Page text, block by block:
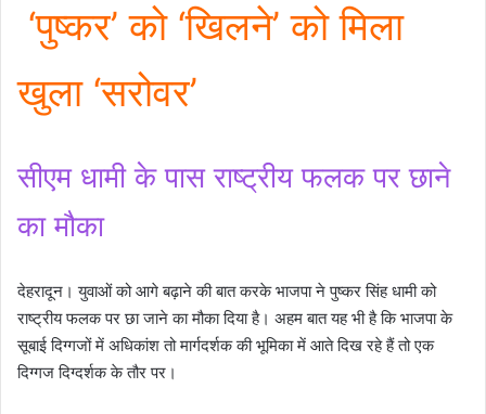
‘पुष्कर’ को ‘खिलने’ को मिला
खुला ‘सरोवर’
सीएम धामी के पास राष्ट्रीय फलक पर छाने
का मौका
देहरादून। युवाओं को आगे बढ़ाने की बात करके भाजपा ने पुष्कर सिंह धामी को
राष्ट्रीय फलक पर छा जाने का मौका दिया है। अहम बात यह भी है कि भाजपा के
सूबाई दिग्गजों में अधिकांश तो मार्गदर्शक की भूमिका में आते दिख रहे हैं तो एक
दिग्गज दिग्दर्शक के तौर पर।